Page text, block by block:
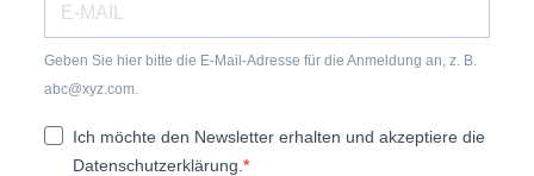
Geben Sie hier bitte die E-Mail-Adresse für die Anmeldung an, z. B.
abc@xyz.com.
Ich möchte den Newsletter erhalten und akzeptiere die
Datenschutzerklärung.